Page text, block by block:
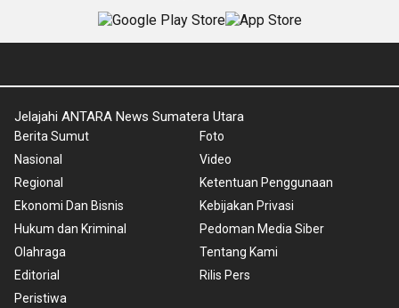
Jelajahi ANTARA News Sumatera Utara
Berita Sumut
Nasional
Regional
Ekonomi Dan Bisnis
Hukum dan Kriminal
Olahraga
Editorial
Peristiwa
Foto
Video
Ketentuan Penggunaan
Kebijakan Privasi
Pedoman Media Siber
Tentang Kami
Rilis Pers